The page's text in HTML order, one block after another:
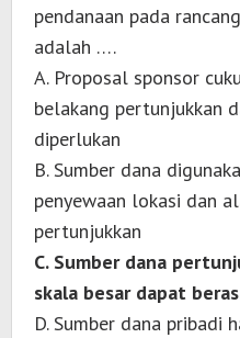
pendanaan pada
adalah ….
A. Proposal sponsor
belakang pertunjukkan
diperlukan
B. Sumber dana
penyewaan lokasi dan
pertunjukkan
C. Sumber dana
skala besar dapat
D. Sumber dana pribadi